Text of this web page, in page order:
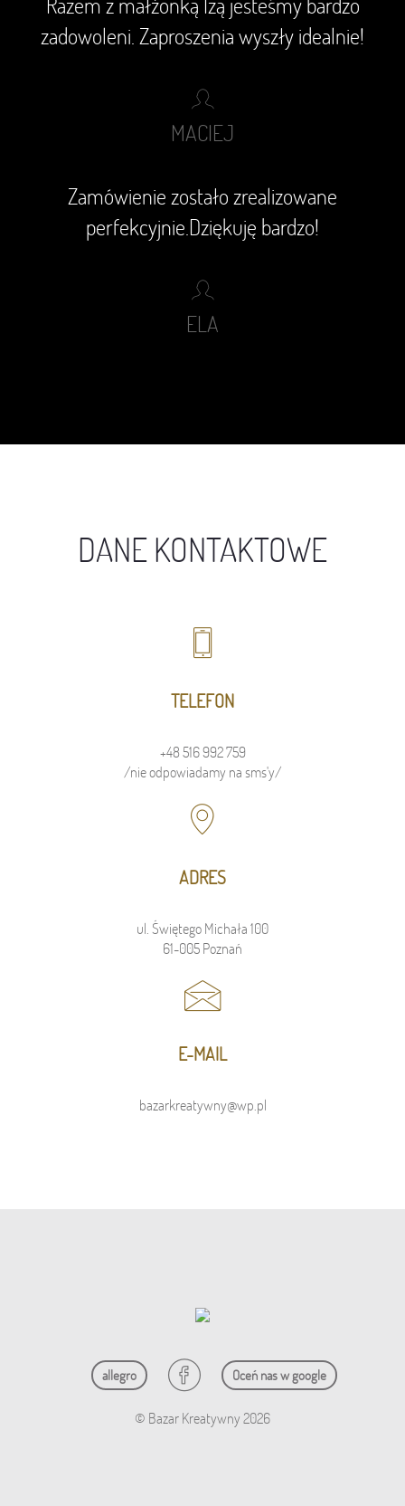
zadowoleni. Zaproszenia wyszły idealnie!
MACIEJ
Zamówienie zostało zrealizowane
perfekcyjnie.Dziękuję bardzo!
ELA
DANE KONTAKTOWE
TELEFON
+48 516 992 759
/nie odpowiadamy na sms'y/
ADRES
ul. Świętego Michała 100
61-005 Poznań
E-MAIL
bazarkreatywny@wp.pl
allegro Oceń nas w google
© Bazar Kreatywny 2026